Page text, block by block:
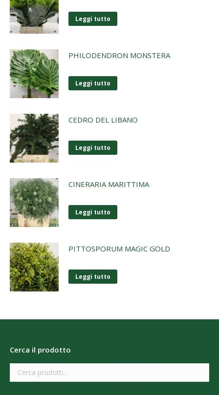
Leggi tutto
PHILODENDRON MONSTERA
Leggi tutto
CEDRO DEL LIBANO
Leggi tutto
CINERARIA MARITTIMA
Leggi tutto
PITTOSPORUM MAGIC GOLD
Leggi tutto
Cerca il prodotto